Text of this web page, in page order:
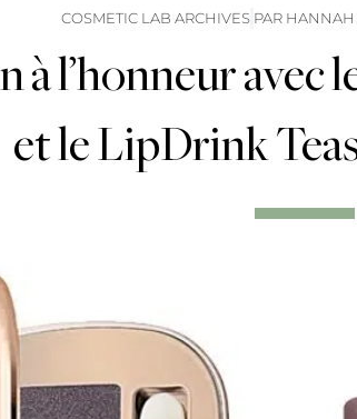
COSMETIC LAB ARCHIVES PARHANNAH
à l’honneur avec
et le LipDrink